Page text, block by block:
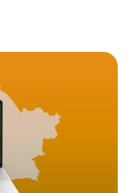
линии
Тут и
и аудит с